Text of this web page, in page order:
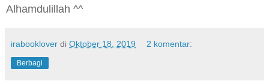
Alhamdulillah ^^
irabooklover di Oktober 18, 2019 2 komentar:
Berbagi